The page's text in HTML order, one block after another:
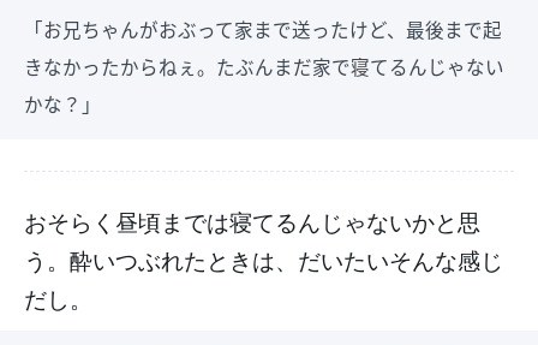
「お兄ちゃんがおぶって家まで送ったけど、最後まで起
きなかったからねぇ。たぶんまだ家で寝てるんじゃない
かな？」
おそらく昼頃までは寝てるんじゃないかと思
う。酔いつぶれたときは、だいたいそんな感じ
だし。